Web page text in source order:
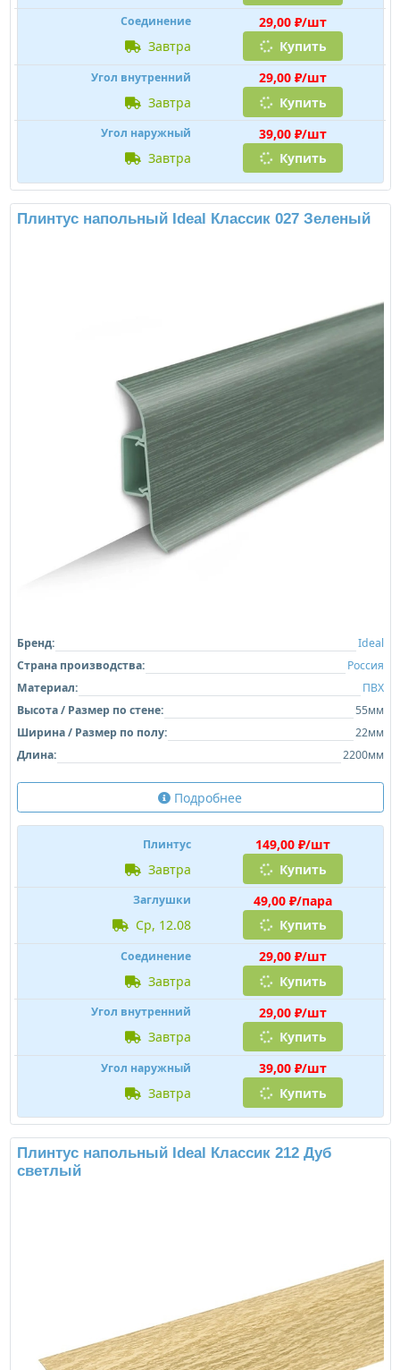
Соединение
29,00 ₽/шт
завтра
Купить
Угол внутренний
29,00 ₽/шт
завтра
Купить
Угол наружный
39,00 ₽/шт
завтра
Купить
Плинтус напольный Ideal Классик 027 Зеленый
Бренд:
Ideal
Страна производства:
Россия
Материал:
ПВХ
Высота / Размер по стене:
55мм
Ширина / Размер по полу:
22мм
Длина:
2200мм
Подробнее
Плинтус
149,00 ₽/шт
завтра
Купить
Заглушки
49,00 ₽/пара
ср, 12.08
Купить
Соединение
29,00 ₽/шт
завтра
Купить
Угол внутренний
29,00 ₽/шт
завтра
Купить
Угол наружный
39,00 ₽/шт
завтра
Купить
Плинтус напольный Ideal Классик 212 Дуб
светлый